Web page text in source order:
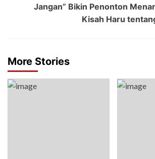
Jangan” Bikin Penonton
Kisah Haru
More Stories